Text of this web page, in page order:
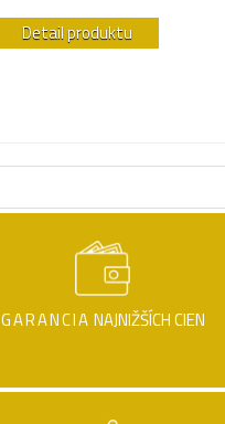
Detail produktu
GARANCIA NAJNIŽŠÍCH CIEN